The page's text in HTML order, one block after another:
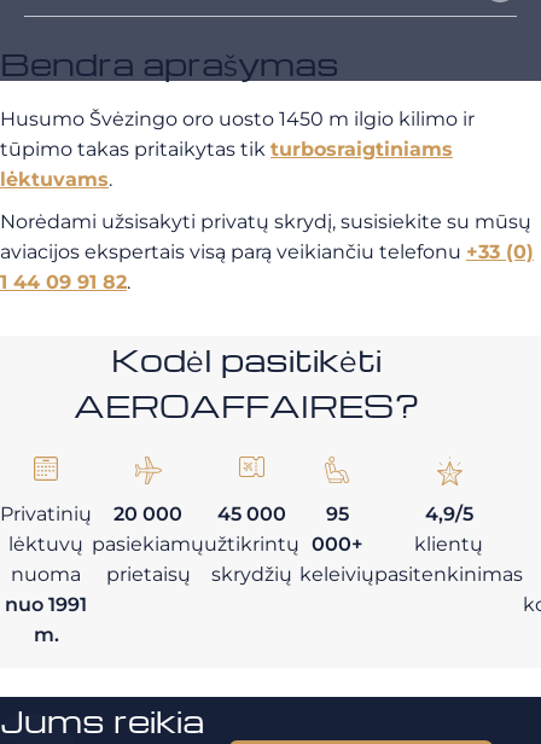
Bendra aprašymas
Husumo Švėzingo oro uosto 1450 m ilgio kilimo ir
tūpimo takas pritaikytas tik turbosraigtiniams
lėktuvams.
Norėdami užsisakyti privatų skrydį, susisiekite su mūsų
aviacijos ekspertais visą parą veikiančiu telefonu +33 (0)
1 44 09 91 82.
Kodėl pasitikėti
AEROAFFAIRES?
Privatinių
lėktuvų
nuoma
nuo 1991
m.
20 000
pasiekiamų
prietaisų
45 000
užtikrintų
skrydžių
95
000+
keleivių
4,9/5
klientų
pasitenkinimas
Jums reikia